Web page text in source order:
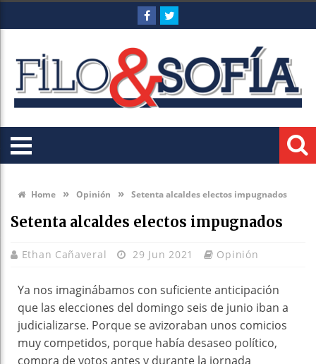
Home » Opinión » Setenta alcaldes electos impugnados
Setenta alcaldes electos impugnados
Ethan Cañaveral 29 Jun 2021 Opinión
Ya nos imaginábamos con suficiente anticipación
que las elecciones del domingo seis de junio iban a
judicializarse. Porque se avizoraban unos comicios
muy competidos, porque había desaseo político,
compra de votos antes y durante la jornada